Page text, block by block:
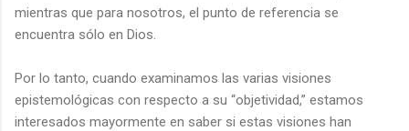
mientras que para nosotros, el punto de referencia se
encuentra sólo en Dios.
Por lo tanto, cuando examinamos las varias visiones
epistemológicas con respecto a su “objetividad,” estamos
interesados mayormente en saber si estas visiones han